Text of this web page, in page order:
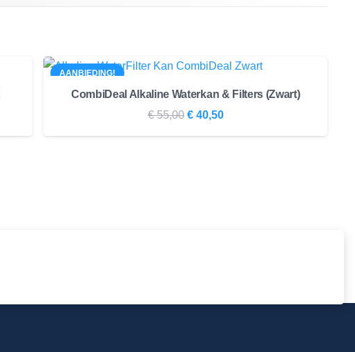
AANBIEDING!
CombiDeal Alkaline Waterkan & Filters (Zwart)
€55,00 Oorspronkelijke
prijs
€40,50Huidige
prijs